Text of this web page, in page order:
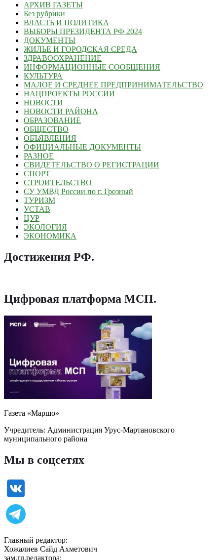
АРХИВ ГАЗЕТЫ
Без рубрики
ВЛАСТЬ И ПОЛИТИКА
ВЫБОРЫ ПРЕЗИДЕНТА РФ 2024
ДОКУМЕНТЫ
ЖИЛЬЕ И ГОРОДСКАЯ СРЕДА
ЗДРАВООХРАНЕНИЕ
ИНФОРМАЦИОННЫЕ СООБЩЕНИЯ
КУЛЬТУРА
МАЛОЕ И СРЕДНЕЕ ПРЕДПРИНИМАТЕЛЬСТВО
НАЦПРОЕКТЫ РОССИИ
НОВОСТИ
НОВОСТИ РАЙОНА
ОБРАЗОВАНИЕ
ОБЩЕСТВО
ОБЪЯВЛЕНИЯ
ОФИЦИАЛЬНЫЕ ДОКУМЕНТЫ
РАЗНОЕ
СВИДЕТЕЛЬСТВО О РЕГИСТРАЦИИ
СПОРТ
СТРОИТЕЛЬСТВО
СУ УМВД России по г. Грозный
ТУРИЗМ
УСТАВ
ЦУР
ЭКОЛОГИЯ
ЭКОНОМИКА
Достижения РФ.
Цифровая платформа МСП.
Газета «Маршо»
Учредитель: Администрация Урус-Мартановского
муниципального района
Мы в соцсетях
Главный редактор:
Хожалиев Сайд Ахметович
зам.гл.редактора: